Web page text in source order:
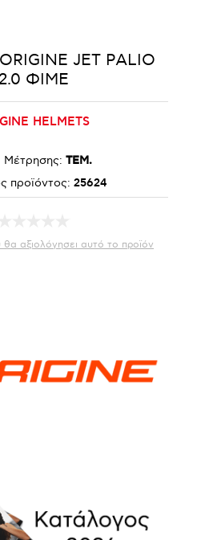
JET PALIO
ΦΙΜΕ
HELMETS
Μέτρησης: ΤΕΜ.
προϊόντος: 25624
αξιολόγησει αυτό το προϊόν